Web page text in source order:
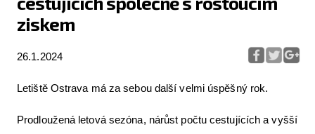
ziskem
26.1.2024
Letiště Ostrava má za sebou další velmi úspěšný rok.
Prodloužená letová sezóna, nárůst počtu cestujících a vyšší
Články
Série & speciály
Letecká videa